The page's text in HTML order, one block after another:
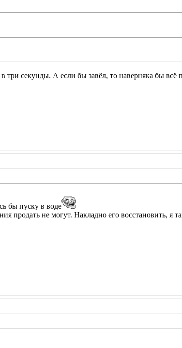
три секунды. А если бы завёл, то наверняка бы всё
бы пуску в воде
продать не могут. Накладно его восстановить, я